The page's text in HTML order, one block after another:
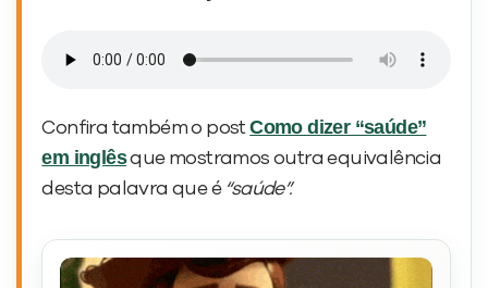
Confira também o postComo dizer “saúde”
em inglêsque mostramos outra equivalência
desta palavra que é “saúde”.